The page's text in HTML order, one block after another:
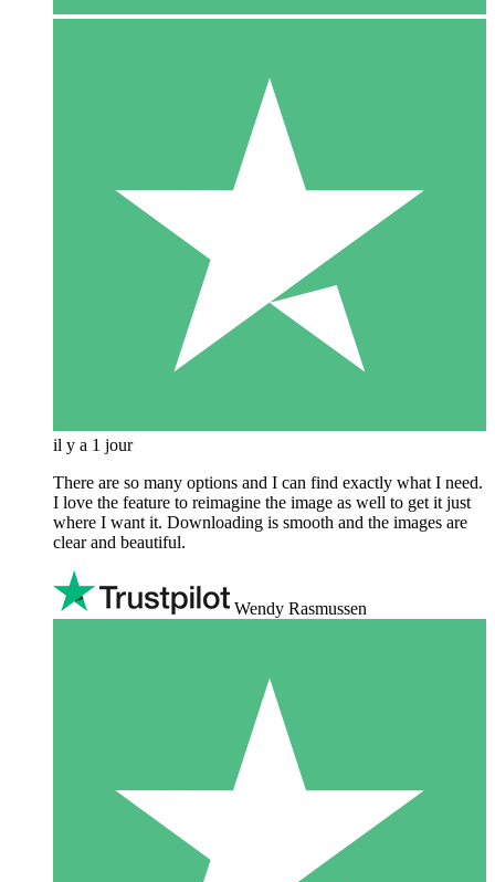
il y a 1 jour
There are so many options and I can find exactly what I need.
I love the feature to reimagine the image as well to get it just
where I want it. Downloading is smooth and the images are
clear and beautiful.
Wendy Rasmussen